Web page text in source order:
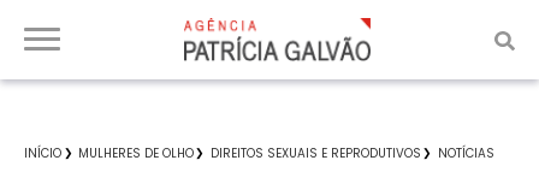
INÍCIO MULHERES DE OLHO DIREITOS SEXUAIS E REPRODUTIVOS NOTÍCIAS